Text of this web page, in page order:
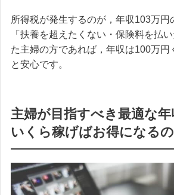
所得税が発生するのが，年収103万円
「扶養を超えたくない・保険料を払
た主婦の方であれば，年収は100万円
と安心です。
主婦が目指すべき最適な年
いくら稼げばお得になるの